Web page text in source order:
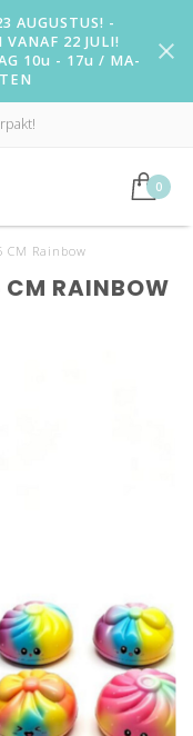
AUGUSTUS! -
VANAF 22 JULI!
10u - 17u / MA-
0
CM Rainbow
CM RAINBOW